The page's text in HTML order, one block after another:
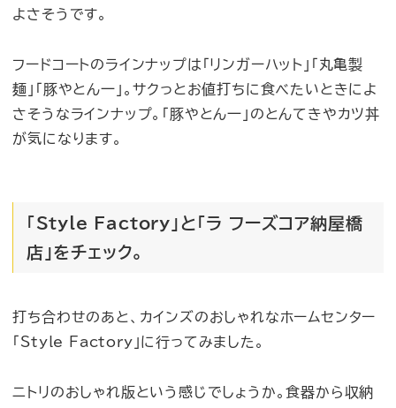
よさそうです。
フードコートのラインナップは「リンガーハット」「丸亀製
麺」「豚やとん一」。サクっとお値打ちに食べたいときによ
さそうなラインナップ。「豚やとん一」のとんてきやカツ丼
が気になります。
「Style Factory」と「ラ フーズコア納屋橋
店」をチェック。
打ち合わせのあと、カインズのおしゃれなホームセンター
「Style Factory」に行ってみました。
ニトリのおしゃれ版という感じでしょうか。食器から収納